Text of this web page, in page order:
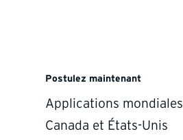
Postulez maintenant
Applications mondiales
Canada et États-Unis